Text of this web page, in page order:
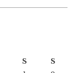
S
S